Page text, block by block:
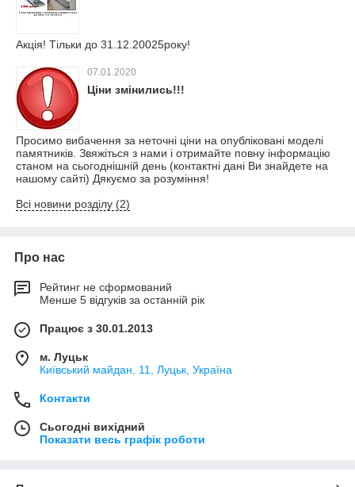
Акція! Тільки до 31.12.20025року!
07.01.2020
Ціни змінились!!!
Просимо вибачення за неточні ціни на опубліковані моделі
памятників. Звяжіться з нами і отримайте повну інформацію
станом на сьогоднішній день (контактні дані Ви знайдете на
нашому сайті) Дякуємо за розуміння!
Всі новини розділу (2)
Про нас
Рейтинг не сформований
Менше 5 відгуків за останній рік
Працює з 30.01.2013
м. Луцьк
Київський майдан, 11, Луцьк, Україна
Контакти
Сьогодні вихідний
Показати весь графік роботи